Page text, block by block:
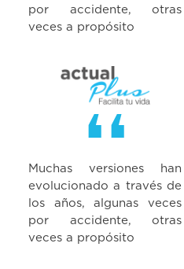
por accidente, otras
veces a propósito
Muchas versiones han
evolucionado a través de
los años, algunas veces
por accidente, otras
veces a propósito